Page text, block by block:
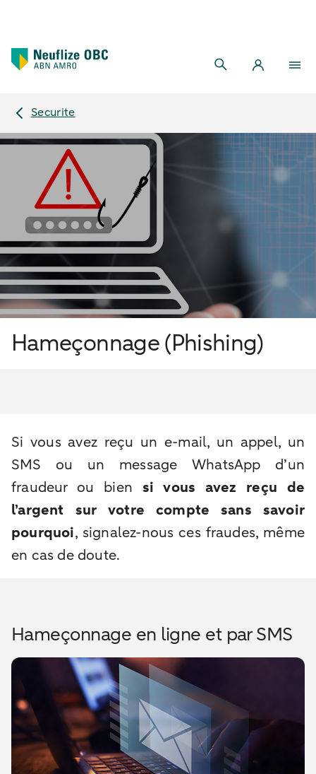
Securite
Hameçonnage (Phishing)
Si vous avez reçu un e-mail, un appel, un
SMS ou un message WhatsApp d’un
fraudeur ou bien si vous avez reçu de
l’argent sur votre compte sans savoir
pourquoi, signalez-nous ces fraudes, même
en cas de doute.
Hameçonnage en ligne et par SMS